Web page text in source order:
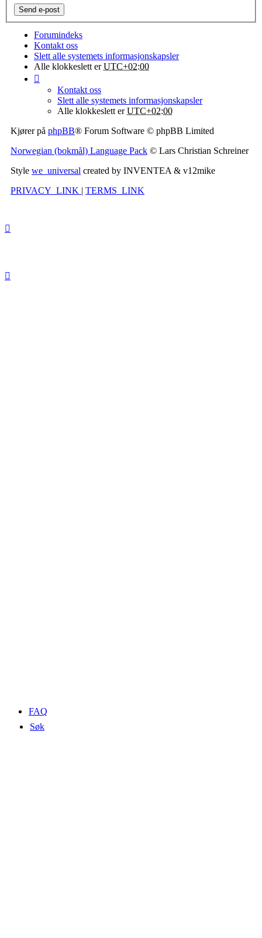
FAQ
Søk
Forumindeks
Kontakt oss
Slett alle systemets informasjonskapsler
Alle klokkeslett erUTC+02:00
Kontakt oss
Slett alle systemets informasjonskapsler
Alle klokkeslett erUTC+02:00
Kjører på phpBB® Forum Software © phpBB Limited
Norwegian (bokmål) Language Pack © Lars Christian Schreiner
Style we_universal created by INVENTEA & v12mike
PRIVACY_LINK | TERMS_LINK